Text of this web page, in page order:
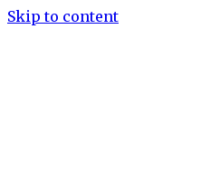
Skip to content